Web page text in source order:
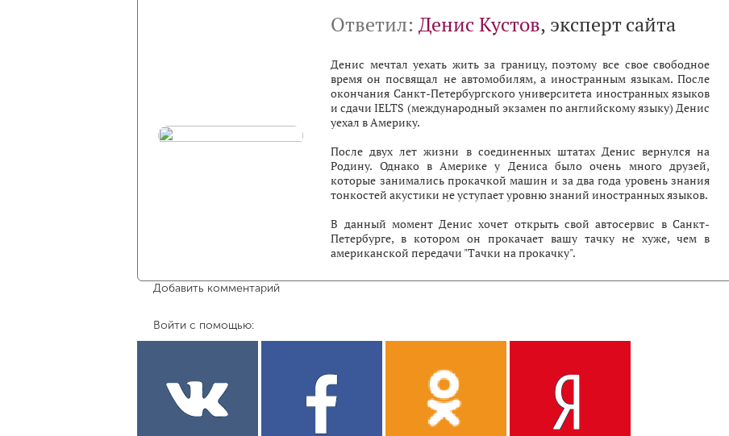
Ответил: Денис Кустов, эксперт сайта
Денис мечтал уехать жить за границу, поэтому все свое свободное
время он посвящал не автомобилям, а иностранным языкам. После
окончания Санкт-Петербургского университета иностранных языков
и сдачи IELTS (международный экзамен по английскому языку) Денис
уехал в Америку.
После двух лет жизни в соединенных штатах Денис вернулся на
Родину. Однако в Америке у Дениса было очень много друзей,
которые занимались прокачкой машин и за два года уровень знания
тонкостей акустики не уступает уровню знаний иностранных языков.
В данный момент Денис хочет открыть свой автосервис в Санкт-
Петербурге, в котором он прокачает вашу тачку не хуже, чем в
американской передачи "Тачки на прокачку".
Добавить комментарий
Войти с помощью: